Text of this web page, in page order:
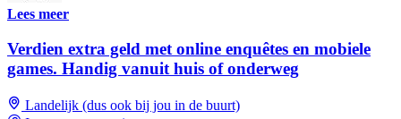
Lees meer
Verdien extra geld met online enquêtes en mobiele
games. Handig vanuit huis of onderweg
Landelijk (dus ook bij jou in de buurt)